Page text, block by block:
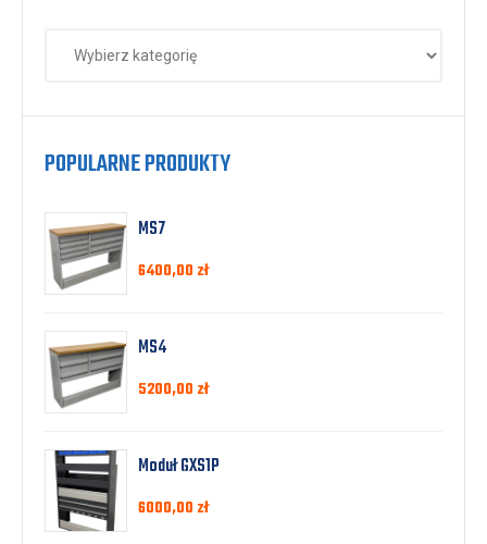
POPULARNE PRODUKTY
MS7
6400,00 zł
MS4
5200,00 zł
Moduł GXS1P
6000,00 zł